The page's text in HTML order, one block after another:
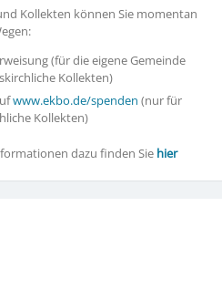
Kollekten können Sie momentan
(für die eigene Gemeinde
Kollekten)
www.ekbo.de/spenden (nur für
Kollekten)
dazu finden Sie hier